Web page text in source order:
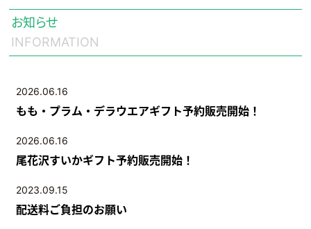
INFORMATION
お知らせ
2026.06.16
もも・プラム・デラウエアギフト予約販売開始！
2026.06.16
尾花沢すいかギフト予約販売開始！
2023.09.15
配送料ご負担のお願い